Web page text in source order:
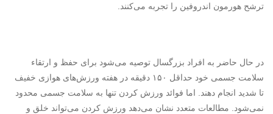
ترشح هورمون اندروفین را تجربه می‌کنند.
در حال حاضر به افراد بزرگسال توصیه می‌شود برای حفظ و ارتقاء
سلامت جسمی خود حداقل ۱۵۰ دقیقه در هفته ورزش‌های هوازی خفیف
تا شدید انجام دهند. اما فوائد ورزش کردن تنها به سلامت جسمی محدود
نمی‌شود. مطالعات متعدد نشان می‌دهد ورزش کردن می‌تواند خلق و